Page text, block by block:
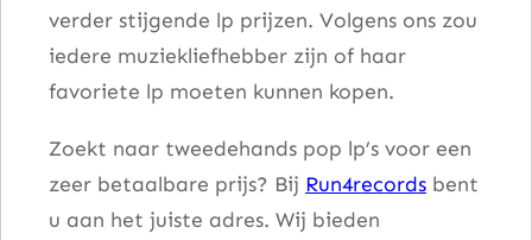
verder stijgende lp prijzen. Volgens ons zou
iedere muziekliefhebber zijn of haar
favoriete lp moeten kunnen kopen.
Zoekt naar tweedehands pop lp’s voor een
zeer betaalbare prijs? Bij Run4records bent
u aan het juiste adres. Wij bieden